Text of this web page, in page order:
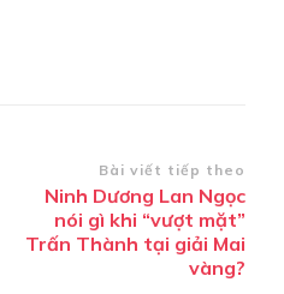
Bài viết tiếp theo
Ninh Dương Lan Ngọc
nói gì khi “vượt mặt”
Trấn Thành tại giải Mai
vàng?